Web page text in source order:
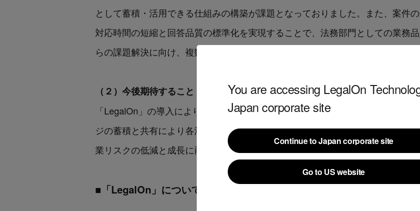
You are accessing LegalOn
Japan corporate site
Continue to Japan corporate site
Continue to Japan corporate site
Go to US website
Go to US website
として蓄積・活用できる仕組みの構築が課題となっておりました。また、案件
対応時間の短縮と回答品質の標準化を実現することで、法務部門としての業務
らの課題解決に向け、複数のツールを比較検討した結果、「LegalOn」を導入す
（２）今後期待すること
「LegalOn」の導入により、一元管理による各案件への対応工数削減と回答時
ジの蓄積と共有により各法務メンバーが同一の水準でかつより付加価値の高い
業リスクの低減と成長に両面で貢献してまいります。
■「LegalOn」について（ URL：